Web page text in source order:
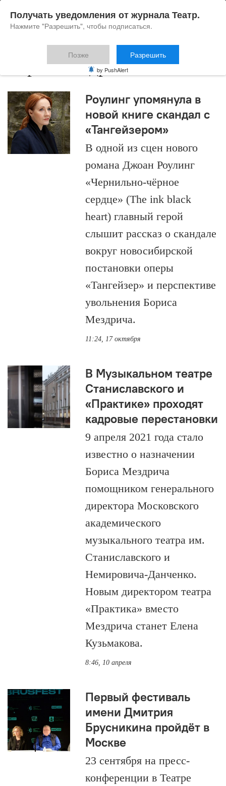
Борис Мездрич
Роулинг упомянула в
новой книге скандал с
«Тангейзером»
В одной из сцен нового
романа Джоан Роулинг
«Чернильно-чёрное
сердце» (The ink black
heart) главный герой
слышит рассказ о скандале
вокруг новосибирской
постановки оперы
«Тангейзер» и перспективе
увольнения Бориса
Мездрича.
11:24, 17 октября
В Музыкальном театре
Станиславского и
«Практике» проходят
кадровые перестановки
9 апреля 2021 года стало
известно о назначении
Бориса Мездрича
помощником генерального
директора Московского
академического
музыкального театра им.
Станиславского и
Немировича-Данченко.
Новым директором театра
«Практика» вместо
Мездрича станет Елена
Кузьмакова.
8:46, 10 апреля
Первый фестиваль
имени Дмитрия
Брусникина пройдёт в
Москве
23 сентября на пресс-
конференции в Театре
Получать уведомления от журнала Театр.
Нажмите "Разрешить", чтобы подписаться.
Позже Разрешить
by PushAlert